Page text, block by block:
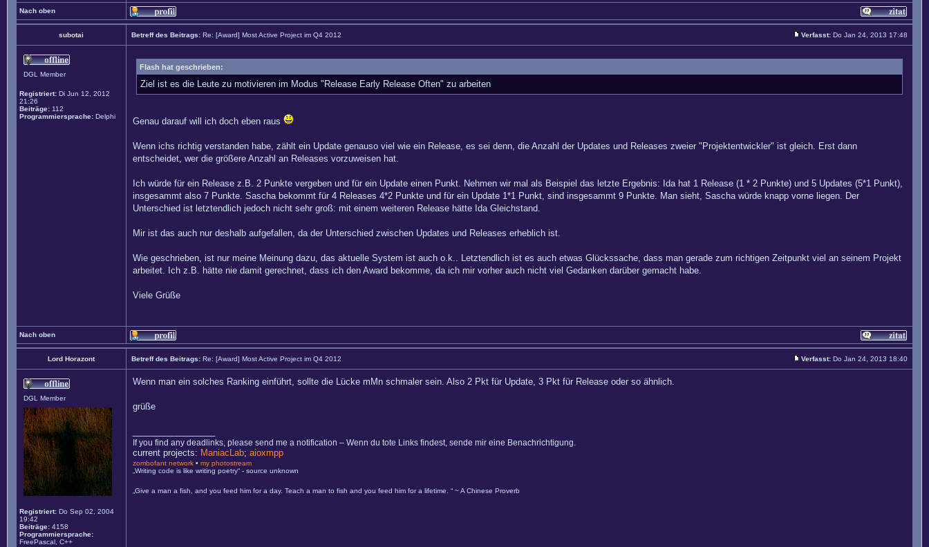
Nach oben
subotai Betreff des Beitrags: Re: [Award] Most Active Project im Q4 2012 Verfasst: Do Jan 24, 2013 17:48
DGL Member
Registriert: Di Jun 12, 2012
21:26
Beiträge: 112
Programmiersprache: Delphi
Flash hat geschrieben:
Ziel ist es die Leute zu motivieren im Modus "Release Early Release Often" zu arbeiten
Genau darauf will ich doch eben raus
Wenn ichs richtig verstanden habe, zählt ein Update genauso viel wie ein Release, es sei denn, die Anzahl der Updates und Releases zweier "Projektentwickler" ist gleich. Erst dann
entscheidet, wer die größere Anzahl an Releases vorzuweisen hat.
Ich würde für ein Release z.B. 2 Punkte vergeben und für ein Update einen Punkt. Nehmen wir mal als Beispiel das letzte Ergebnis: Ida hat 1 Release (1 * 2 Punkte) und 5 Updates (5*1 Punkt),
insgesammt also 7 Punkte. Sascha bekommt für 4 Releases 4*2 Punkte und für ein Update 1*1 Punkt, sind insgesammt 9 Punkte. Man sieht, Sascha würde knapp vorne liegen. Der
Unterschied ist letztendlich jedoch nicht sehr groß: mit einem weiteren Release hätte Ida Gleichstand.
Mir ist das auch nur deshalb aufgefallen, da der Unterschied zwischen Updates und Releases erheblich ist.
Wie geschrieben, ist nur meine Meinung dazu, das aktuelle System ist auch o.k.. Letztendlich ist es auch etwas Glückssache, dass man gerade zum richtigen Zeitpunkt viel an seinem Projekt
arbeitet. Ich z.B. hätte nie damit gerechnet, dass ich den Award bekomme, da ich mir vorher auch nicht viel Gedanken darüber gemacht habe.
Viele Grüße
Nach oben
Lord Horazont Betreff des Beitrags: Re: [Award] Most Active Project im Q4 2012 Verfasst: Do Jan 24, 2013 18:40
DGL Member
Registriert: Do Sep 02, 2004
19:42
Beiträge: 4158
Programmiersprache:
FreePascal, C++
Wenn man ein solches Ranking einführt, sollte die Lücke mMn schmaler sein. Also 2 Pkt für Update, 3 Pkt für Release oder so ähnlich.
grüße
If you find any deadlinks, please send me a notification – Wenn du tote Links findest, sende mir eine Benachrichtigung.
current projects: ManiacLab; aioxmpp
zombofant network • my photostream
„Writing code is like writing poetry“ - source unknown
„Give a man a fish, and you feed him for a day. Teach a man to fish and you feed him for a lifetime. “ ~ A Chinese Proverb